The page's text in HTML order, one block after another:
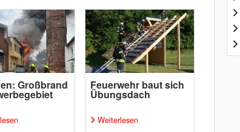
Großbrand Feuerwehr baut sich
Übungsdach
Weiterlesen